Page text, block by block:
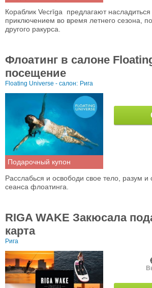
Кораблик Vecrīga предлагают
приключением во время летнего сезона,
другого ракурса.
Флоатинг в салоне
посещение
Floating Universe - салон: Рига
Подарочный купон
Расслабься и освободи свое тело, разум и
сеанса флоатинга.
RIGA WAKE Закюсала
карта
Рига